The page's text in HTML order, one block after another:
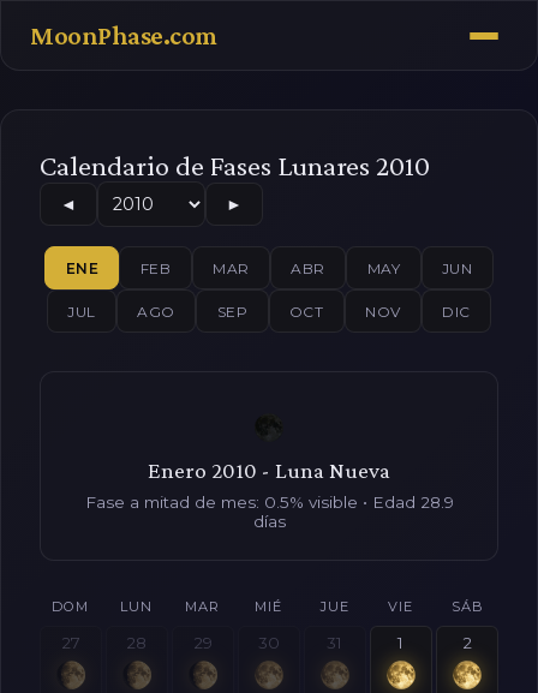
MoonPhase.com
Calendario de Fases Lunares 2010
◄ ►
ENE FEB MAR ABR MAY JUN
JUL AGO SEP OCT NOV DIC
Enero 2010 - Luna Nueva
Fase a mitad de mes: 0.5% visible • Edad 28.9
días
DOM LUN MAR MIÉ JUE VIE SÁB
27 28 29 30 31 1 2